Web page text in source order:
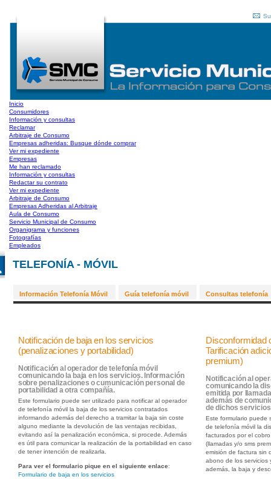
Inicio
Consumidores
Información y consultas
Reclamar
Arbitraje de Consumo
Empresas adheridas: Busque dónde comprar
Ver mi expediente
Empresas
Me han reclamado
Información y consultas
Redactar su contrato
Ver mi expediente
Arbitraje de Consumo
Empresas Adheridas al Arbitraje
Aula de Consumo
Servicio Municipal de Consumo
Organigrama y funciones
Fotografías
Empleados
TELEFONÍA - MÓVIL
Información Telefonía Móvil Guía telefonía móvil Consultas telefonía
Notificación de baja en los servicios
(penalizaciones y portabilidad)
Notificación al operador de telefonía móvil
comunicando la baja en los servicios. Información
sobre penalizaciones o cumunicación personal de
portabilidad a otra compañía.
Este formulario puede ser utilizado para notificar al operador
de telefonía móvil la baja de los servicios contratados
informando además del derecho a tramitar la baja sin coste
alguno mediante la devolución de las ventajas recibidas,
evitando así la penalización económica, si procede. Además
es útil para comunicar la realización de la portabilidad en caso
de tener intención de realizarla.
Para ver el formulario pique en el siguiente enlace:
Formulario de baja en los servicios
Disconformidad
Tarificación
premium)
Notificación al
comunicando la
emitida por
además de
de dichos
Este formulario puede
de telefonía móvil la
facturados por el
(llamadas y/o sms
emisión de factura sin
abono de los servicios
además, la baja y